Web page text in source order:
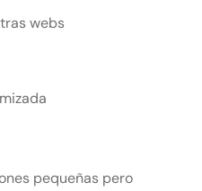
webs
pequeñas pero